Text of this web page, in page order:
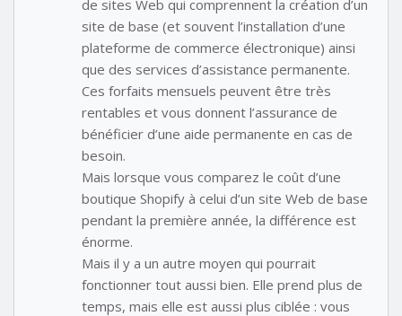
de sites Web qui comprennent la création d’un
site de base (et souvent l’installation d’une
plateforme de commerce électronique) ainsi
que des services d’assistance permanente.
Ces forfaits mensuels peuvent être très
rentables et vous donnent l’assurance de
bénéficier d’une aide permanente en cas de
besoin.
Mais lorsque vous comparez le coût d’une
boutique Shopify à celui d’un site Web de base
pendant la première année, la différence est
énorme.
Mais il y a un autre moyen qui pourrait
fonctionner tout aussi bien. Elle prend plus de
temps, mais elle est aussi plus ciblée : vous